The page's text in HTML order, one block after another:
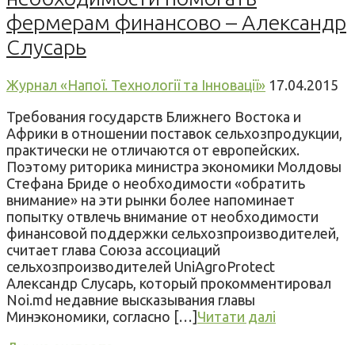
фермерам финансово – Александр
Слусарь
Журнал «Напої. Технології та Інновації» 17.04.2015
Требования государств Ближнего Востока и
Африки в отношении поставок сельхозпродукции,
практически не отличаются от европейских.
Поэтому риторика министра экономики Молдовы
Стефана Бриде о необходимости «обратить
внимание» на эти рынки более напоминает
попытку отвлечь внимание от необходимости
финансовой поддержки сельхозпроизводителей,
считает глава Союза ассоциаций
сельхозпроизводителей UniAgroProtect
Александр Слусарь, который прокомментировал
Noi.md недавние высказывания главы
Минэкономики, согласно […] Читати далі